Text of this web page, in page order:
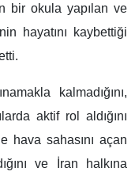
bir okula yapılan ve
hayatını kaybettiği
kalmadığını,
aktif rol aldığını
hava sahasını açan
ve İran halkına